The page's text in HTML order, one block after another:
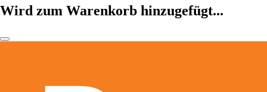
Wird zum Warenkorb hinzugefügt...